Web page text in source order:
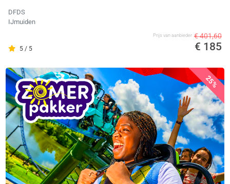
DFDS
IJmuiden
5 / 5
Prijs van aanbieder € 401,60
€ 185
25%